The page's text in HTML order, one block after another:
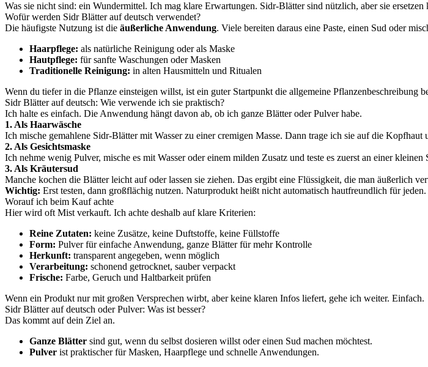
Was sie nicht sind: ein Wundermittel. Ich mag klare Erwartungen. Sidr-Blätter sind nützlich, aber sie
Wofür werden Sidr Blätter auf deutsch verwendet?
Die häufigste Nutzung ist die äußerliche Anwendung. Viele bereiten daraus eine Paste, einen Sud oder
Haarpflege: als natürliche Reinigung oder als Maske
Hautpflege: für sanfte Waschungen oder Masken
Traditionelle Reinigung: in alten Hausmitteln und Ritualen
Wenn du tiefer in die Pflanze einsteigen willst, ist ein guter Startpunkt die allgemeine Pflanzenbeschreibung
Sidr Blätter auf deutsch: Wie verwende ich sie praktisch?
Ich halte es einfach. Die Anwendung hängt davon ab, ob ich ganze Blätter oder Pulver habe.
1. Als Haarwäsche
Ich mische gemahlene Sidr-Blätter mit Wasser zu einer cremigen Masse. Dann trage ich sie auf die
2. Als Gesichtsmaske
Ich nehme wenig Pulver, mische es mit Wasser oder einem milden Zusatz und teste es zuerst an einer kleinen
3. Als Kräutersud
Manche kochen die Blätter leicht auf oder lassen sie ziehen. Das ergibt eine Flüssigkeit, die man äußerlich
Wichtig: Erst testen, dann großflächig nutzen. Naturprodukt heißt nicht automatisch hautfreundlich für jeden.
Worauf ich beim Kauf achte
Hier wird oft Mist verkauft. Ich achte deshalb auf klare Kriterien:
Reine Zutaten: keine Zusätze, keine Duftstoffe, keine Füllstoffe
Form: Pulver für einfache Anwendung, ganze Blätter für mehr Kontrolle
Herkunft: transparent angegeben, wenn möglich
Verarbeitung: schonend getrocknet, sauber verpackt
Frische: Farbe, Geruch und Haltbarkeit prüfen
Wenn ein Produkt nur mit großen Versprechen wirbt, aber keine klaren Infos liefert, gehe ich weiter. Einfach.
Sidr Blätter auf deutsch oder Pulver: Was ist besser?
Das kommt auf dein Ziel an.
Ganze Blätter sind gut, wenn du selbst dosieren willst oder einen Sud machen möchtest.
Pulver ist praktischer für Masken, Haarpflege und schnelle Anwendungen.